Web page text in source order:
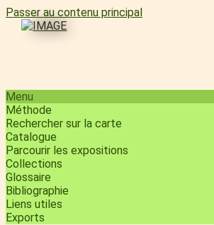
Passer au contenu principal
Menu
Méthode
Rechercher sur la carte
Catalogue
Parcourir les expositions
Collections
Glossaire
Bibliographie
Liens utiles
Exports